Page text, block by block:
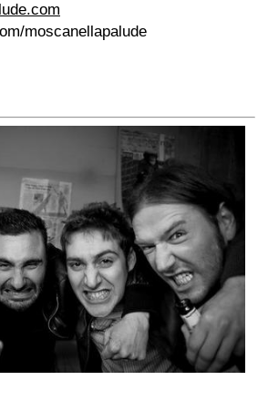
moscanellapalude